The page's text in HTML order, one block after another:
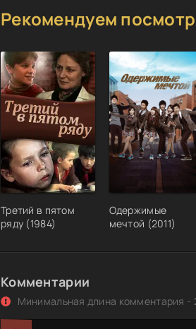
Рекомендуем
Третий в пятом
ряду (1984)
Одержимые
мечтой (2011)
Комментарии
Минимальная длина комментария -